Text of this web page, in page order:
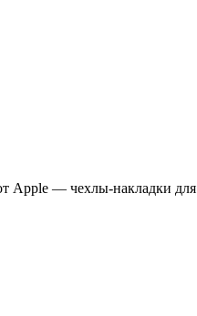
Apple — чехлы-накладки для